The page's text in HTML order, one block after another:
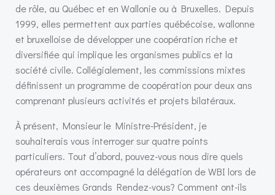
de rôle, au Québec et en Wallonie ou à Bruxelles. Depuis
1999, elles permettent aux parties québécoise, wallonne
et bruxelloise de développer une coopération riche et
diversifiée qui implique les organismes publics et la
société civile. Collégialement, les commissions mixtes
définissent un programme de coopération pour deux ans
comprenant plusieurs activités et projets bilatéraux.
À présent, Monsieur le Ministre-Président, je
souhaiterais vous interroger sur quatre points
particuliers. Tout d’abord, pouvez-vous nous dire quels
opérateurs ont accompagné la délégation de WBI lors de
ces deuxièmes Grands Rendez-vous? Comment ont-ils